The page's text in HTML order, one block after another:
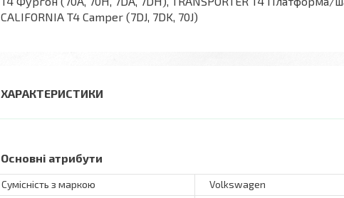
CALIFORNIA T4 Camper (7DJ, 7DK, 70J)
ХАРАКТЕРИСТИКИ
Основні атрибути
Сумісність з маркою
Volkswagen